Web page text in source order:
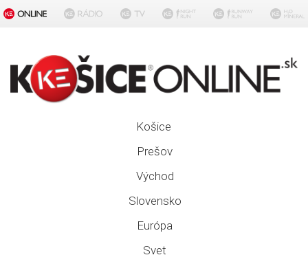
Košice
Prešov
Východ
Slovensko
Európa
Svet